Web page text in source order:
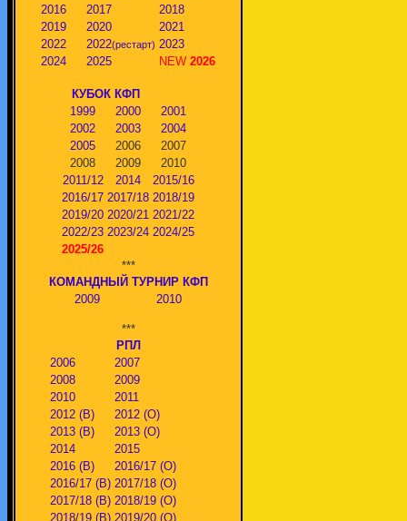
2016
2017
2018
2019
2020
2021
2022
2022(рестарт) 2023
2024
2025 NEW 2026
КУБОК КФП
1999
2000
2001
2002
2003
2004
2005
2006
2007
2008
2009
2010
2011/12
2014
2015/16
2016/17 2017/18 2018/19
2019/20 2020/21 2021/22
2022/23 2023/24 2024/25
2025/26
***
КОМАНДНЫЙ ТУРНИР КФП
2009
2010
***
РПЛ
2006
2007
2008
2009
2010
2011
2012 (В)
2012 (О)
2013 (В)
2013 (О)
2014
2015
2016 (В)
2016/17 (О)
2016/17 (В) 2017/18 (О)
2017/18 (В) 2018/19 (О)
2018/19 (В) 2019/20 (О)